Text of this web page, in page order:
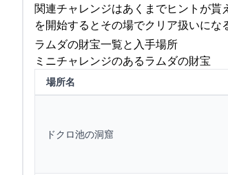
関連チャレンジはあくまでヒントが
を開始するとその場でクリア扱いにな
ラムダの財宝一覧と入手場所
ミニチャレンジのあるラムダの財宝
場所名
ドクロ池の洞窟